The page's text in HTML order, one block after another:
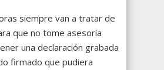
siempre van a tratar de
que no tome asesoría
una declaración grabada
firmado que pudiera